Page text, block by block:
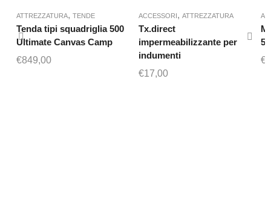
ATTREZZATURA, TENDE
Tenda tipi squadriglia 500
Ultimate Canvas Camp
€849,00
ACCESSORI, ATTREZZATURA
Tx.direct
impermeabilizzante per
indumenti
€17,00
€